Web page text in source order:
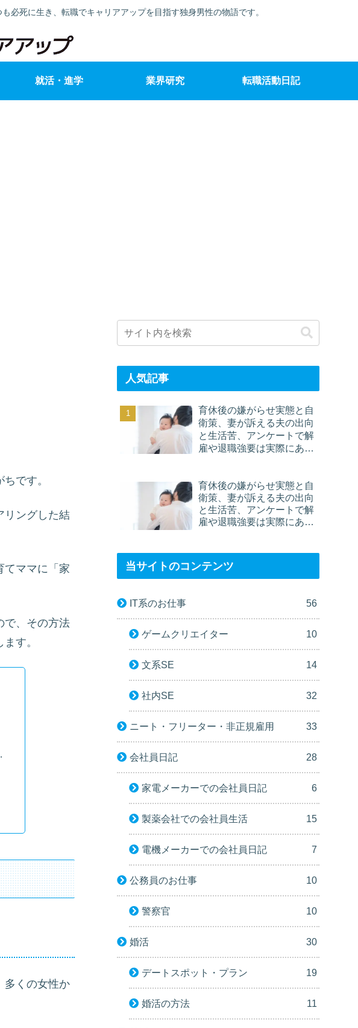
必死に生き、転職でキャリアアップを目指す独身男性の物語です。
就活・進学 業界研究 転職活動日記
です。
リングした結
てママに「家
で、その方法
す。
多くの女性か
人気記事
育休後の嫌がらせ実態と自
衛策、妻が訴える夫の出向
と生活苦、アンケートで解
雇や退職強要は実際にある
育休後の嫌がらせ実態と自
衛策、妻が訴える夫の出向
と生活苦、アンケートで解
雇や退職強要は実際にある
当サイトのコンテンツ
IT系のお仕事 56
ゲームクリエイター 10
文系SE 14
社内SE 32
ニート・フリーター・非正規雇用 33
会社員日記 28
家電メーカーでの会社員日記 6
製薬会社での会社員生活 15
電機メーカーでの会社員日記 7
公務員のお仕事 10
警察官 10
婚活 30
デートスポット・プラン 19
婚活の方法 11